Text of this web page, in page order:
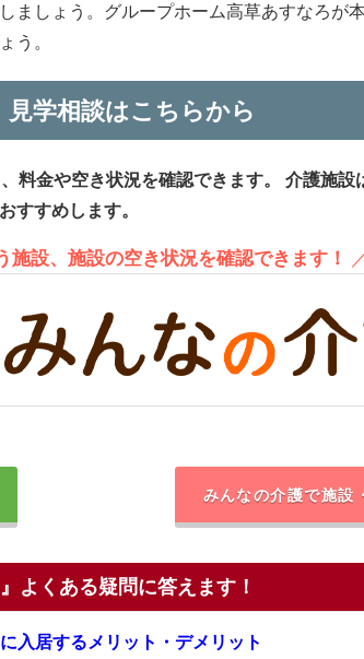
ましょう。グループホーム高草あすなろが
う。
学相談はこちらから
料金や空き状況を確認できます。
介護施設
すすめします。
施設、施設の空き状況を確認できます！
みんなの介護で施設
よくある疑問に答えます！
入居するメリット・デメリット